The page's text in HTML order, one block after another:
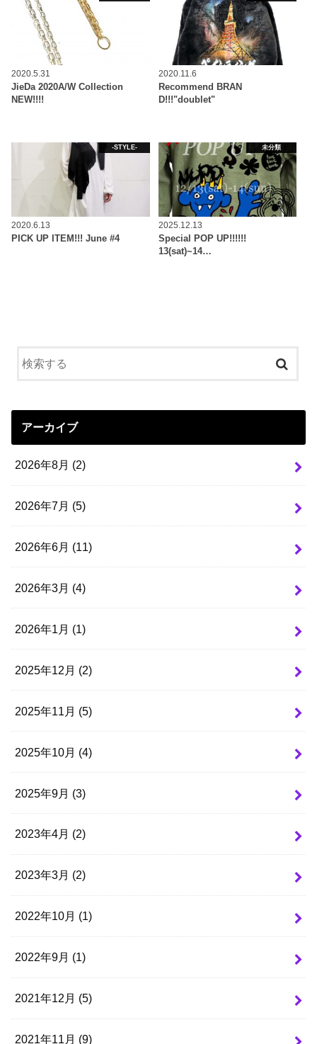
2020.5.31
JieDa 2020A/W Collection
NEW!!!!
2020.11.6
Recommend BRAN
D!!!"doublet"
-STYLE-
2020.6.13
PICK UP ITEM!!! June #4
未分類
2025.12.13
Special POP UP!!!!!!
13(sat)~14…
アーカイブ
2026年8月 (2)
2026年7月 (5)
2026年6月 (11)
2026年3月 (4)
2026年1月 (1)
2025年12月 (2)
2025年11月 (5)
2025年10月 (4)
2025年9月 (3)
2023年4月 (2)
2023年3月 (2)
2022年10月 (1)
2022年9月 (1)
2021年12月 (5)
2021年11月 (9)